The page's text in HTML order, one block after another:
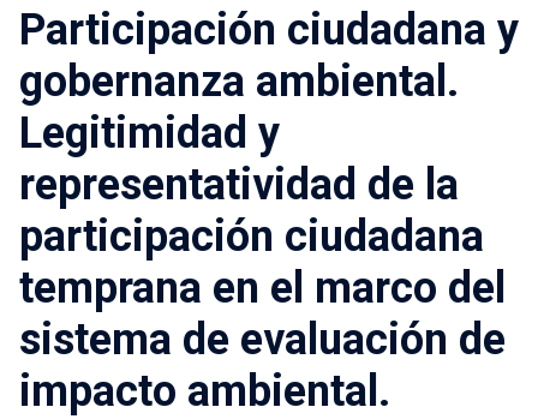
FACULTAD DE ARQUITECTURA, DISEÑO Y ESTUDIOS URBANOS
Participación ciudadana y
gobernanza ambiental.
Legitimidad y
representatividad de la
participación ciudadana
temprana en el marco del
sistema de evaluación de
impacto ambiental.